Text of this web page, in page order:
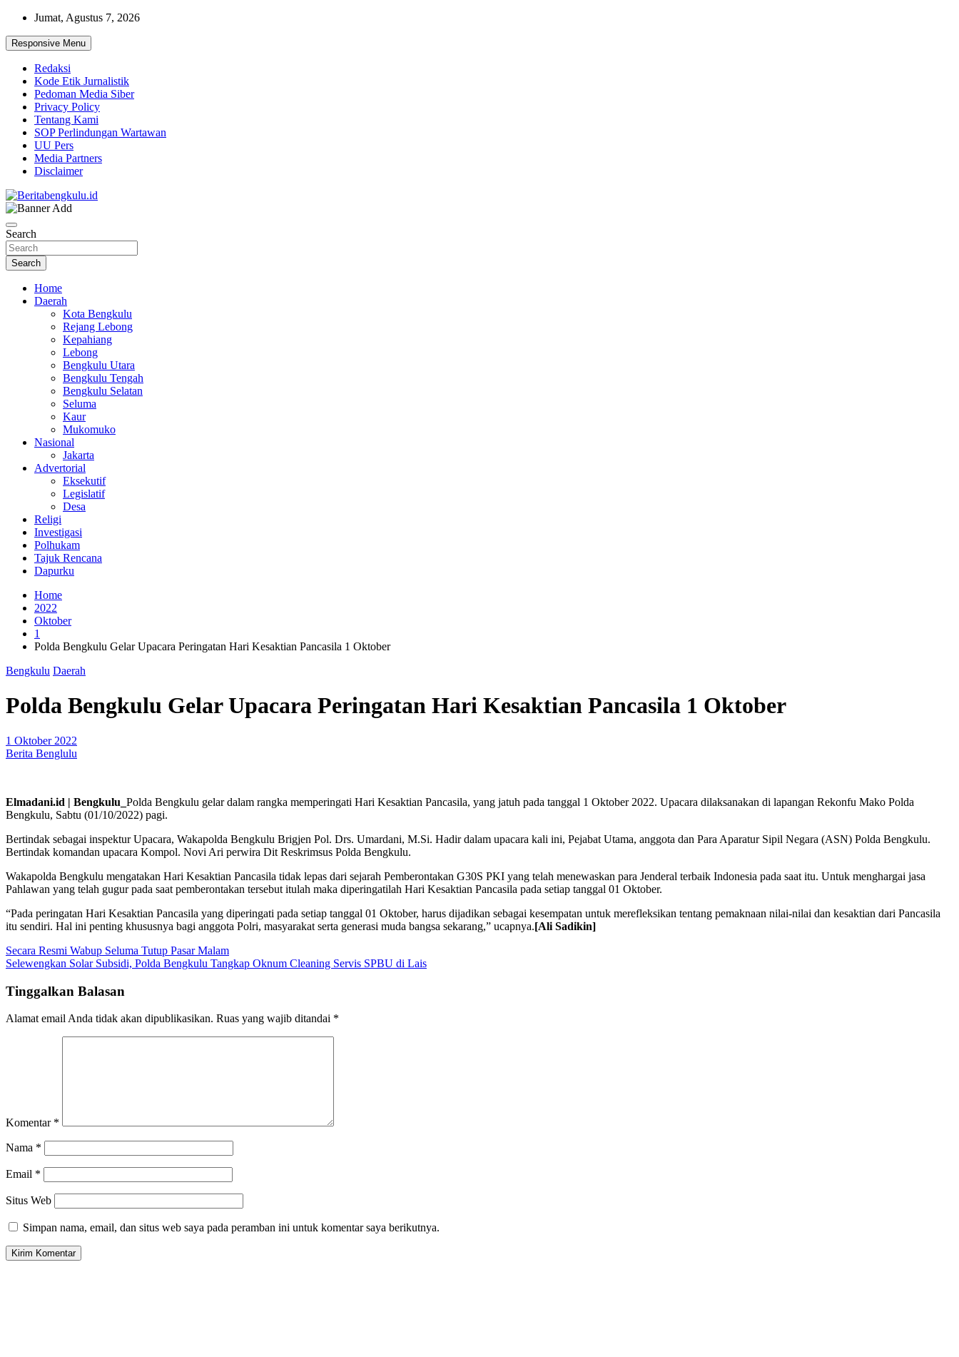
Skip
content
Jumat, Agustus 7, 2026
Responsive Menu
Redaksi
Kode Etik Jurnalistik
Pedoman Media Siber
Privacy Policy
Tentang Kami
SOP Perlindungan Wartawan
UU Pers
Media Partners
Disclaimer
Beritabengkulu.id
Search
Search
Home
Daerah
Kota Bengkulu
Rejang Lebong
Kepahiang
Lebong
Bengkulu Utara
Bengkulu Tengah
Bengkulu Selatan
Seluma
Kaur
Mukomuko
Nasional
Jakarta
Advertorial
Eksekutif
Legislatif
Desa
Religi
Investigasi
Polhukam
Tajuk Rencana
Dapurku
Home
2022
Oktober
1
Polda Bengkulu Gelar Upacara Peringatan Hari Kesaktian Pancasila 1 Oktober
Bengkulu Daerah
Polda Bengkulu Gelar Upacara Peringatan Hari Kesaktian Pancasila 1 Oktober
1 Oktober 2022
Berita Benglulu
Elmadani.id | Bengkulu_ Polda Bengkulu gelar dalam rangka memperingati Hari Kesaktian Pancasila, yang jatuh pada tanggal 1 Oktober 2022. Upacara dilaksanakan di lapangan Rekonfu Mako Polda
Bengkulu, Sabtu (01/10/2022) pagi.
Bertindak sebagai inspektur Upacara, Wakapolda Bengkulu Brigjen Pol. Drs. Umardani, M.Si. Hadir dalam upacara kali ini, Pejabat Utama, anggota dan Para Aparatur Sipil Negara (ASN) Polda Bengkulu.
Bertindak komandan upacara Kompol. Novi Ari perwira Dit Reskrimsus Polda Bengkulu.
Wakapolda Bengkulu mengatakan Hari Kesaktian Pancasila tidak lepas dari sejarah Pemberontakan G30S PKI yang telah menewaskan para Jenderal terbaik Indonesia pada saat itu. Untuk menghargai jasa
Pahlawan yang telah gugur pada saat pemberontakan tersebut itulah maka diperingatilah Hari Kesaktian Pancasila pada setiap tanggal 01 Oktober.
“Pada peringatan Hari Kesaktian Pancasila yang diperingati pada setiap tanggal 01 Oktober, harus dijadikan sebagai kesempatan untuk merefleksikan tentang pemaknaan nilai-nilai dan kesaktian dari Pancasila
itu sendiri. Hal ini penting khususnya bagi anggota Polri, masyarakat serta generasi muda bangsa sekarang,” ucapnya.[Ali Sadikin]
Navigasi
pos
Secara Resmi Wabup Seluma Tutup Pasar Malam
Selewengkan Solar Subsidi, Polda Bengkulu Tangkap Oknum Cleaning Servis SPBU di Lais
Tinggalkan Balasan
Alamat email Anda tidak akan dipublikasikan. Ruas yang wajib ditandai *
Komentar *
Nama *
Email *
Situs Web
Simpan nama, email, dan situs web saya pada peramban ini untuk komentar saya berikutnya.